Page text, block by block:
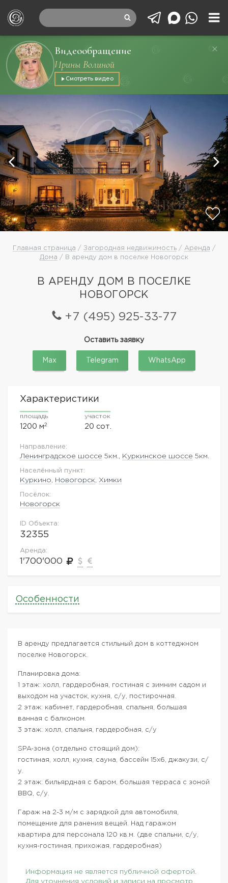
Видеообращение
Ирины Волиной
Смотреть видео
Главная страница / Загородная недвижимость/ Аренда /
Дома / В аренду дом в поселке Новогорск
В АРЕНДУ ДОМ В ПОСЕЛКЕ
НОВОГОРСК
+7 (495) 925-33-77
Оставить заявку
Max Telegram WhatsApp
Характеристики
площадь
1200 м2
участок
20 сот.
Направление:
Ленинградское шоссе 5км., Куркинское шоссе 5км.
Населённый пункт:
Куркино Новогорск Химки
Посёлок:
Новогорск
ID Объекта:
32355
Аренда:
1'700'000
Особенности
В аренду предлагается стильный дом в коттеджном
поселке Новогорск.
Планировка дома:
1 этаж: холл, гардеробная, гостиная с зимним садом и
выходом на участок, кухня, с/у, постирочная.
2 этаж: кабинет, гардеробная, спальня, большая
ванная с балконом.
3 этаж: холл, спальня, гардеробная, с/у
SPA-зона (отдельно стоящий дом):
гостиная, холл, кухня, сауна, бассейн 15х6, джакузи, с/
у.
2 этаж: бильярдная с баром, большая терраса с зоной
BBQ, c/у.
Гараж на 2-3 м/м с зарядкой для автомобиля,
помещение для ранения вещей. Над гаражом
квартира для персонала 120 кв.м. (две спальни, с/у,
кухня-гостиная, прихожая, гардеробная)
Информация не является публичной офертой.
Для уточнения условий и записи на просмотр